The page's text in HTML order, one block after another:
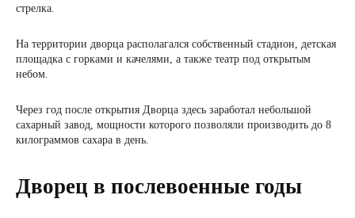
стрелка.
На территории дворца располагался собственный стадион, детская
площадка с горками и качелями, а также театр под открытым
небом.
Через год после открытия Дворца здесь заработал небольшой
сахарный завод, мощности которого позволяли производить до 8
килограммов сахара в день.
Дворец в послевоенные годы